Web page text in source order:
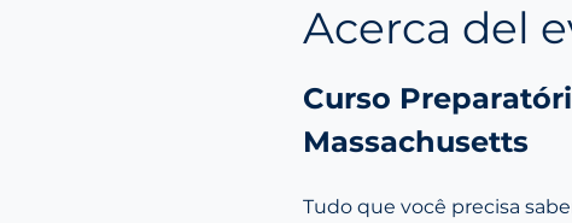
Acerca del
Curso
Massachusetts
Tudo que você precisa